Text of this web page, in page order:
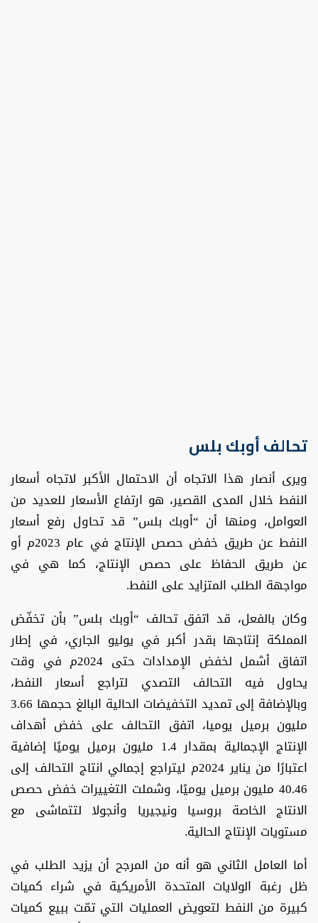
تحالف أوبك بلس
ويرى أنصار هذا الاتجاه أن الاحتمال الأكبر لاتجاه أسعار
النفط خلال المدى القصير، هو ارتفاع الأسعار للعديد من
العوامل، ومنها أن “أوبك بلس” قد تحاول رفع أسعار
النفط عن طريق خفض حصص الإنتاج في عام 2023م أو
عن طريق الحفاظ على حصص الإنتاج، كما هي في
مواجهة الطلب المتزايد على النفط.
وكان بالفعل، قد اتفق تحالف “أوبك بلس” بأن تخفّض
المملكة إنتاجها بقدر أكبر في يوليو الجاري، في إطار
اتفاق أشمل لخفض الإمدادات حتى 2024م في وقت
يحاول فيه التحالف التصدي لتراجع أسعار النفط،
وبالإضافة إلى تمديد التخفيضات الحالية البالغ حجمها 3.66
مليون برميل يوميا، اتفق التحالف على خفض أهداف
الإنتاج الإجمالية بمقدار 1.4 مليون برميل يوميًا إضافية
اعتبارًا من يناير 2024م ليتراجع إجمالي انتاج التحالف إلى
40.46 مليون برميل يوميًا، وشملت التغييرات خفض حصص
الانتاج الخاصة بروسيا ونيجيريا وأنجولا لتتماشى مع
مستويات الإنتاج الحالية.
أما العامل الثاني هو أنه من المرجح أن يزيد الطلب في
ظل رغبة الولايات المتحدة الأمريكية في شراء كميات
كبيرة من النفط لتعويض العمليات التي تمّت ببيع كميات